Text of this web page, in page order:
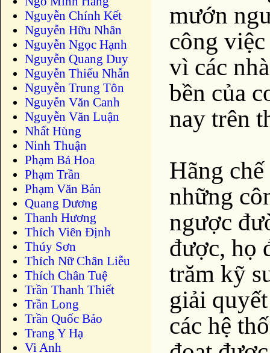
Nguyễn Chính Kết
Nguyễn Hữu Nhân
Nguyễn Ngọc Hạnh
Nguyễn Quang Duy
Nguyễn Thiếu Nhẫn
Nguyễn Trung Tôn
Nguyễn Văn Canh
Nguyễn Văn Luận
Nhất Hùng
Ninh Thuận
Phạm Bá Hoa
Phạm Trần
Phạm Văn Bản
Quang Dương
Thanh Hương
Thích Viên Định
Thúy Sơn
Thích Nữ Chân Liễu
Thích Chân Tuệ
Trần Thanh Thiết
Trần Long
Trần Quốc Bảo
Trang Y Hạ
Vi Anh
mướn
công
vì các
bền của
nay trên
Hãng
những
ngược
được, họ
trăm kỹ
giải
các hệ